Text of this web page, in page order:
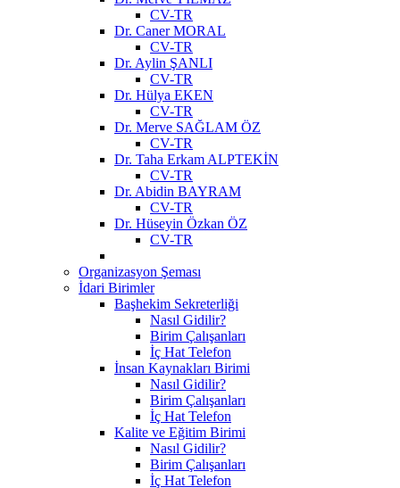
CV-TR
Dr. Caner MORAL
CV-TR
Dr. Aylin ŞANLI
CV-TR
Dr. Hülya EKEN
CV-TR
Dr. Merve SAĞLAM ÖZ
CV-TR
Dr. Taha Erkam ALPTEKİN
CV-TR
Dr. Abidin BAYRAM
CV-TR
Dr. Hüseyin Özkan ÖZ
CV-TR
Organizasyon Şeması
İdari Birimler
Başhekim Sekreterliği
Nasıl Gidilir?
Birim Çalışanları
İç Hat Telefon
İnsan Kaynakları Birimi
Nasıl Gidilir?
Birim Çalışanları
İç Hat Telefon
Kalite ve Eğitim Birimi
Nasıl Gidilir?
Birim Çalışanları
İç Hat Telefon